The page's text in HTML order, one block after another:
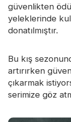
güvenlikten
yeleklerinde
donatılmıştır.
Bu kış
artırırken
çıkarmak
serimize göz